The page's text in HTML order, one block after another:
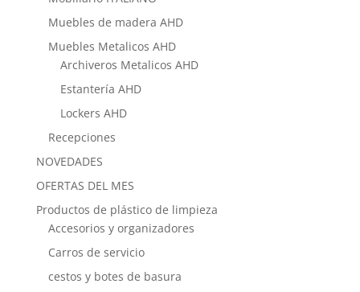
Muebles de madera AHD
Muebles Metalicos AHD
Archiveros Metalicos AHD
Estantería AHD
Lockers AHD
Recepciones
NOVEDADES
OFERTAS DEL MES
Productos de plástico de limpieza
Accesorios y organizadores
Carros de servicio
cestos y botes de basura